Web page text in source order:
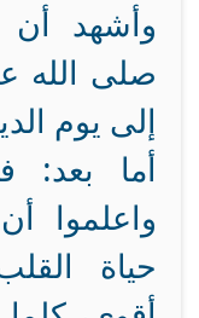
وأشهد أن
صلى الله
إلى يوم
أما بعد:
واعلموا
حياة